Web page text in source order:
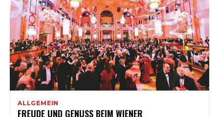
ALLGEMEIN
FREUDE UND GENUSS BEIM WIENER